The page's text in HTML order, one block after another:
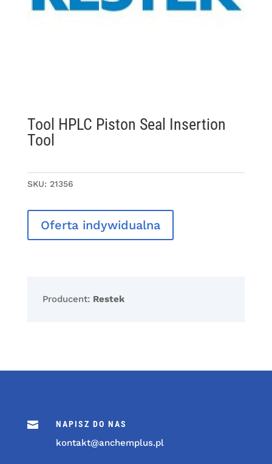
Tool HPLC Piston Seal Insertion
Tool
SKU: 21356
Oferta indywidualna
Producent: Restek
 NAPISZ DO NAS
kontakt@anchemplus.pl